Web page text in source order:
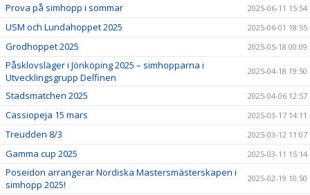
Prova på simhopp i sommar 2025-06-11 15:54
USM och Lundahoppet 2025 2025-06-01 18:55
Grodhoppet 2025 2025-05-18 00:09
Påsklovsläger i Jönköping 2025 – simhopparna i
Utvecklingsgrupp Delfinen
2025-04-18 19:50
Stadsmatchen 2025 2025-04-06 12:57
Cassiopeja 15 mars 2025-03-17 14:11
Treudden 8/3 2025-03-12 11:07
Gamma cup 2025 2025-03-11 15:14
Poseidon arrangerar Nordiska Mastersmästerskapen i
simhopp 2025!
2025-02-19 10:50